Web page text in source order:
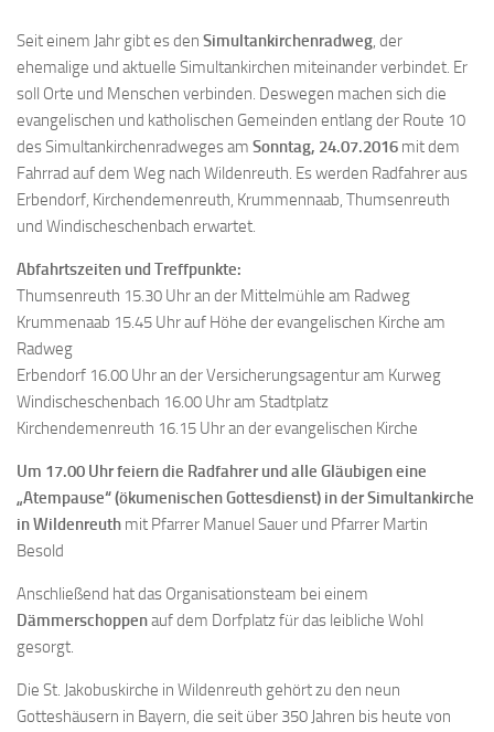
Seit einem Jahr gibt es den Simultankirchenradweg, der
ehemalige und aktuelle Simultankirchen miteinander verbindet. Er
soll Orte und Menschen verbinden. Deswegen machen sich die
evangelischen und katholischen Gemeinden entlang der Route 10
des Simultankirchenradweges am Sonntag, 24.07.2016 mit dem
Fahrrad auf dem Weg nach Wildenreuth. Es werden Radfahrer aus
Erbendorf, Kirchendemenreuth, Krummennaab, Thumsenreuth
und Windischeschenbach erwartet.
Abfahrtszeiten und Treffpunkte:
Thumsenreuth 15.30 Uhr an der Mittelmühle am Radweg
Krummenaab 15.45 Uhr auf Höhe der evangelischen Kirche am
Radweg
Erbendorf 16.00 Uhr an der Versicherungsagentur am Kurweg
Windischeschenbach 16.00 Uhr am Stadtplatz
Kirchendemenreuth 16.15 Uhr an der evangelischen Kirche
Um 17.00 Uhr feiern die Radfahrer und alle Gläubigen eine
„Atempause“ (ökumenischen Gottesdienst) in der Simultankirche
in Wildenreuth mit Pfarrer Manuel Sauer und Pfarrer Martin
Besold
Anschließend hat das Organisationsteam bei einem
Dämmerschoppenauf dem Dorfplatz für das leibliche Wohl
gesorgt.
Die St. Jakobuskirche in Wildenreuth gehört zu den neun
Gotteshäusern in Bayern, die seit über 350 Jahren bis heute von